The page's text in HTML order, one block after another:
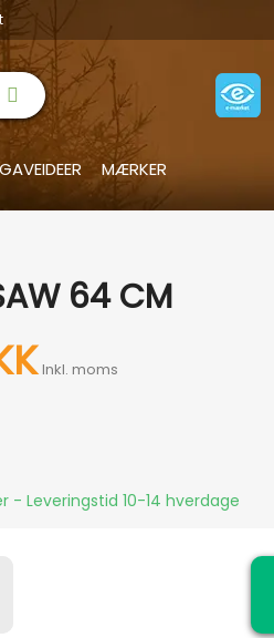
GAVEIDEER MÆRKER
64 CM
Inkl. moms
- Leveringstid 10-14 hverdage